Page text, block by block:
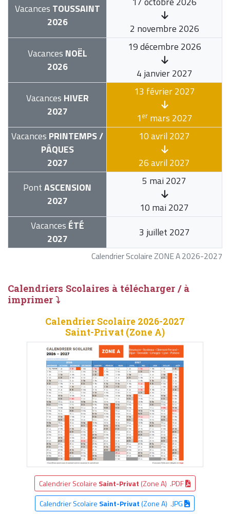
Calendrier Scolaire ZONE A 2026-2027
Vacances TOUSSAINT
2026
2 novembre 2026
Vacances NOËL
2026
19 décembre 2026
4 janvier 2027
Vacances HIVER
2027
13 février 2027
1ermars 2027
Vacances PRINTEMPS /
PÂQUES
2027
10 avril 2027
26 avril 2027
PontASCENSION
2027
5 mai 2027
10 mai 2027
Vacances ÉTÉ
2027
3 juillet 2027
Calendriers Scolaires à télécharger / à
imprimer ⤵
Calendrier Scolaire 2026-2027
Saint-Privat (Zone A)
Calendrier Scolaire Saint-Privat (Zone A) .PDF
Calendrier Scolaire Saint-Privat(Zone A) .JPG